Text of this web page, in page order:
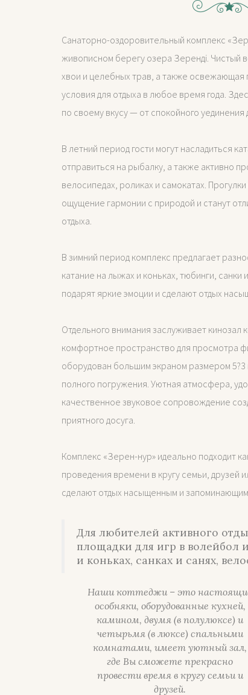
Санаторно-оздоровительный комплекс
живописном берегу озера Зеренді. Чистый
хвои и целебных трав, а также освежающая
условия для отдыха в любое время года.
по своему вкусу — от спокойного уединения
В летний период гости могут насладиться
отправиться на рыбалку, а также активно
велосипедах, роликах и самокатах.
ощущение гармонии с природой и станут
отдыха.
В зимний период комплекс предлагает
катание на лыжах и коньках, тюбинги, санки
подарят яркие эмоции и сделают отдых
Отдельного внимания заслуживает
комфортное пространство для просмотра
оборудован большим экраном размером
полного погружения. Уютная атмосфера,
качественное звуковое сопровождение
приятного досуга.
Комплекс «Зерен-нур» идеально подходит
проведения времени в кругу семьи, друзей
сделают отдых насыщенным и
Для любителей активного
площадки для игр в волейбол
и коньках, санках и санях,
Наши коттеджи – это
особняки, оборудованные кухней,
камином, двумя (в полулюксе) и
четырьмя (в люксе) спальными
комнатами, имеет уютный зал,
где Вы сможете прекрасно
провести время в кругу семьи и
друзей.